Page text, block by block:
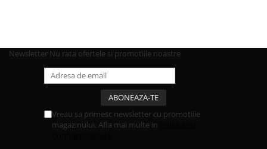
Newsletter Nu rata ofertele si promotiile noastre
Vreau sa primesc newsletter cu promotiile
magazinului. Afla mai multe in